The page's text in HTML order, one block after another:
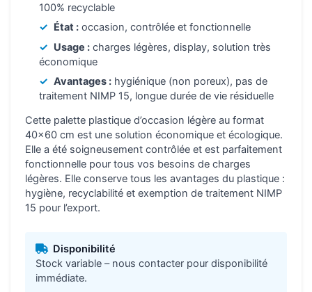
100% recyclable
État :occasion, contrôlée et fonctionnelle
Usage :charges légères, display, solution très
économique
Avantages :hygiénique (non poreux), pas de
traitement NIMP 15, longue durée de vie résiduelle
Cette palette plastique d’occasion légère au format
40×60 cm est une solution économique et écologique.
Elle a été soigneusement contrôlée et est parfaitement
fonctionnelle pour tous vos besoins de charges
légères. Elle conserve tous les avantages du plastique :
hygiène, recyclabilité et exemption de traitement NIMP
15 pour l’export.
Disponibilité
Stock variable – nous contacter pour disponibilité
immédiate.